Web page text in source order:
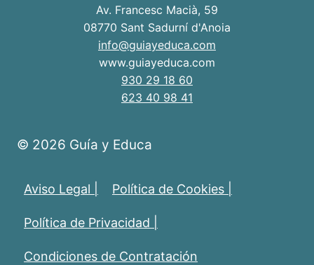
Av. Francesc Macià, 59
08770 Sant Sadurní d'Anoia
info@guiayeduca.com
www.guiayeduca.com
930 29 18 60
623 40 98 41
© 2026 Guía y Educa
Aviso Legal | Política de Cookies |
Política de Privacidad |
Condiciones de Contratación